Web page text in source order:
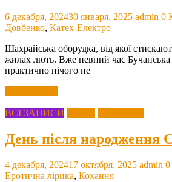
6 декабря, 202430 января, 2025 admin 0
Довбенко, Катех-Електро
Шахрайська оборудка, від якої
жилах лють. Вже певний час Бучанська
практично нічого не
ВСІ ЗАПИСИ
День після народження
4 декабря, 202417 октября, 2025 admin 0
Еротична лірика, Кохання